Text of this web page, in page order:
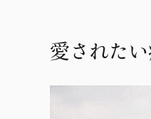
愛された